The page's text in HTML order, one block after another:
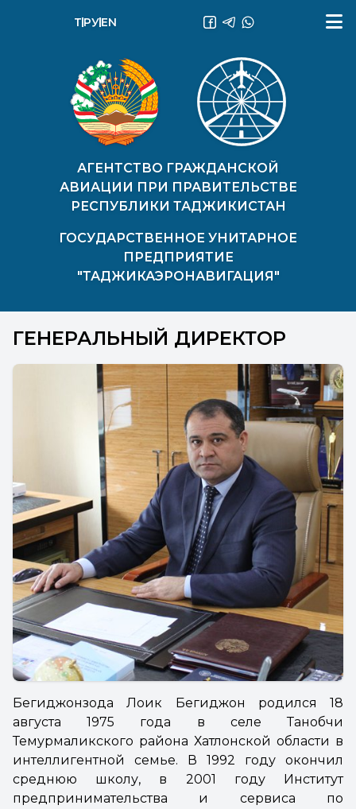
АГЕНТСТВО ГРАЖДАНСКОЙ
АВИАЦИИ ПРИ ПРАВИТЕЛЬСТВЕ
РЕСПУБЛИКИ ТАДЖИКИСТАН
ГОСУДАРСТВЕННОЕ УНИТАРНОЕ
ПРЕДПРИЯТИЕ
"ТАДЖИКАЭРОНАВИГАЦИЯ"
ТҶ РУEN
ГЕНЕРАЛЬНЫЙ ДИРЕКТОР
Бегиджонзода Лоик Бегиджон родился 18
августа 1975 года в селе Танобчи
Темурмаликского района Хатлонской области в
интеллигентной семье. В 1992 году окончил
среднюю школу, в 2001 году Институт
предпринимательства и сервиса по